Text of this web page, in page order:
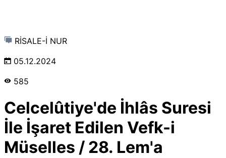
RİSALE-İ NUR
05.12.2024
585
Celcelûtiye'de İhlâs Suresi
İle İşaret Edilen Vefk-i
Müselles / 28. Lem'a